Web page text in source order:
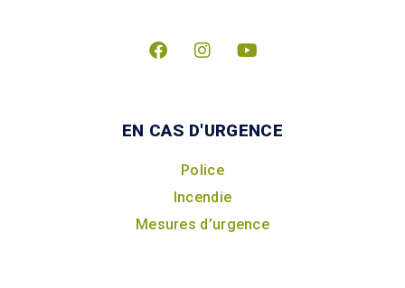
EN CAS D'URGENCE
Police
Incendie
Mesures d’urgence